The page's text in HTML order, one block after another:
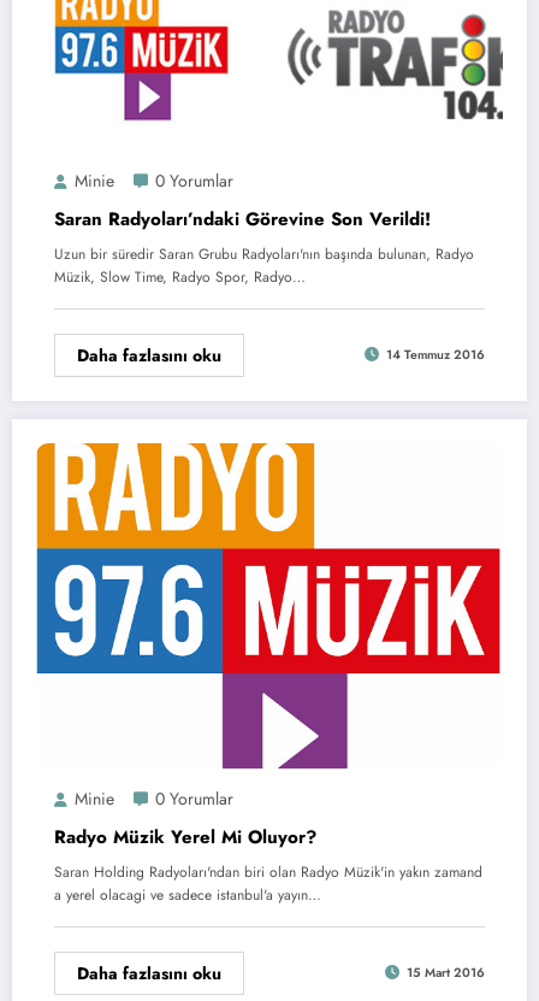
Minie 0 Yorumlar
Saran Radyoları’ndaki Görevine Son Verildi!
Uzun bir süredir Saran Grubu Radyoları'nın başında bulunan, Radyo
Müzik, Slow Time, Radyo Spor, Radyo…
Daha fazlasını oku 14 Temmuz 2016
Minie 0 Yorumlar
Radyo Müzik Yerel Mi Oluyor?
Saran Holding Radyoları'ndan biri olan Radyo Müzik'in yakın zamand
a yerel olacagi ve sadece istanbul'a yayın…
Daha fazlasını oku 15 Mart 2016